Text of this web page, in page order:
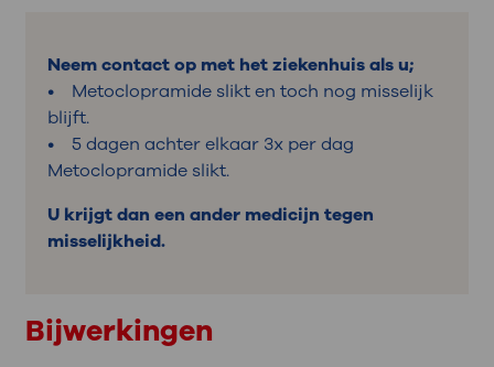
Neem contact op met het ziekenhuis als u;
• Metoclopramide slikt en toch nog misselijk
blijft.
• 5 dagen achter elkaar 3x per dag
Metoclopramide slikt.
U krijgt dan een ander medicijn tegen
misselijkheid.
Bijwerkingen